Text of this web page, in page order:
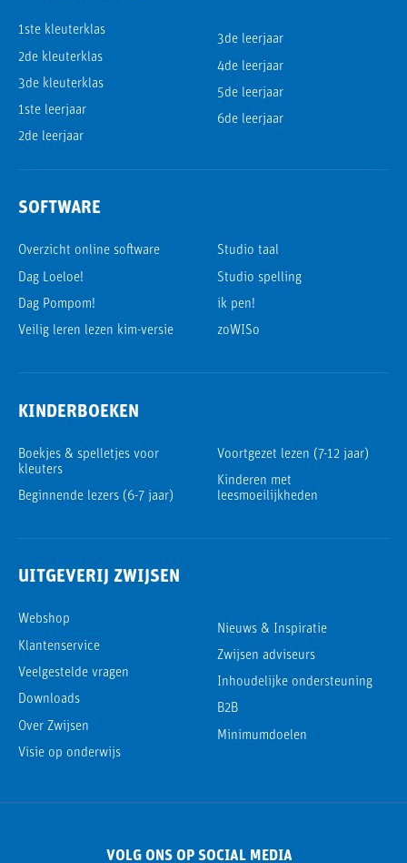
1ste kleuterklas
2de kleuterklas
3de kleuterklas
1ste leerjaar
2de leerjaar
3de leerjaar
4de leerjaar
5de leerjaar
6de leerjaar
SOFTWARE
Overzicht online software
Dag Loeloe!
Dag Pompom!
Veilig leren lezen kim-versie
Studio taal
Studio spelling
ik pen!
zoWISo
KINDERBOEKEN
Boekjes & spelletjes voor
kleuters
Beginnende lezers (6-7 jaar)
Voortgezet lezen (7-12 jaar)
Kinderen met
leesmoeilijkheden
UITGEVERIJ ZWIJSEN
Webshop
Klantenservice
Veelgestelde vragen
Downloads
Over Zwijsen
Visie op onderwijs
Nieuws & Inspiratie
Zwijsen adviseurs
Inhoudelijke ondersteuning
B2B
Minimumdoelen
VOLG ONS OP SOCIAL MEDIA